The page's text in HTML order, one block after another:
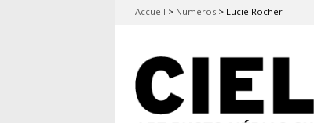
Accueil > Numéros > Lucie Rocher